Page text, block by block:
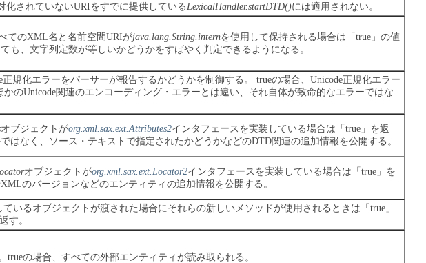
化されていないURIをすでに提供している LexicalHandler.startDTD()には適用されない。
てのXML名と名前空間URIがjava.lang.String.internを使用して保持される場合は「true」の値
も、文字列定数が等しいかどうかをすばやく判定できるようになる。
規化エラーをパーサーが報告するかどうかを制御する。
trueの場合、Unicode正規化エラー
かのUnicode関連のエンコーディング・エラーとは違い、それ自体が致命的なエラーではな
オブジェクトがorg.xml.sax.ext.Attributes2インタフェースを実装している場合は「true」を返
はなく、ソース・テキストで指定されたかどうかなどのDTD関連の追加情報を公開する。
オブジェクトがorg.xml.sax.ext.Locator2インタフェースを実装している場合は「true」を
のバージョンなどのエンティティの追加情報を公開する。
いるオブジェクトが渡された場合にそれらの新しいメソッドが使用されるときは「true」
す。
の場合、すべての外部エンティティが読み取られる。